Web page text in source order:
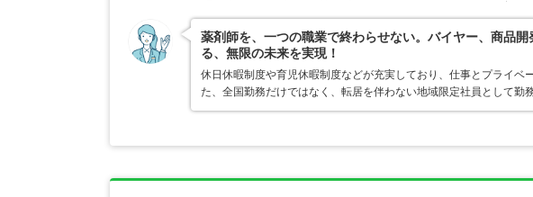
薬剤師を、一つの職業で終わらせない。バイヤー、商品
る、無限の未来を実現！
休日休暇制度や育児休暇制度などが充実しており、仕事とプライベ
た、全国勤務だけではなく、転居を伴わない地域限定社員として